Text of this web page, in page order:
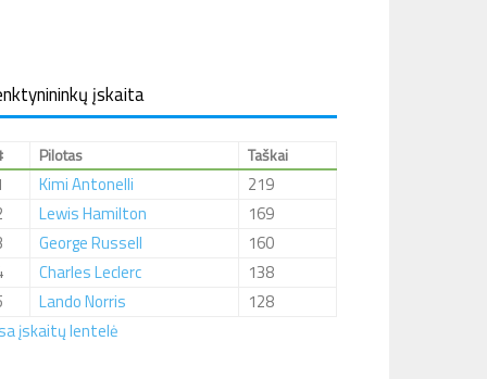
įskaita
Pilotas Taškai
Kimi Antonelli
219
Lewis Hamilton
169
George Russell
160
Charles Leclerc
138
Lando Norris
128
įskaitų lentelė